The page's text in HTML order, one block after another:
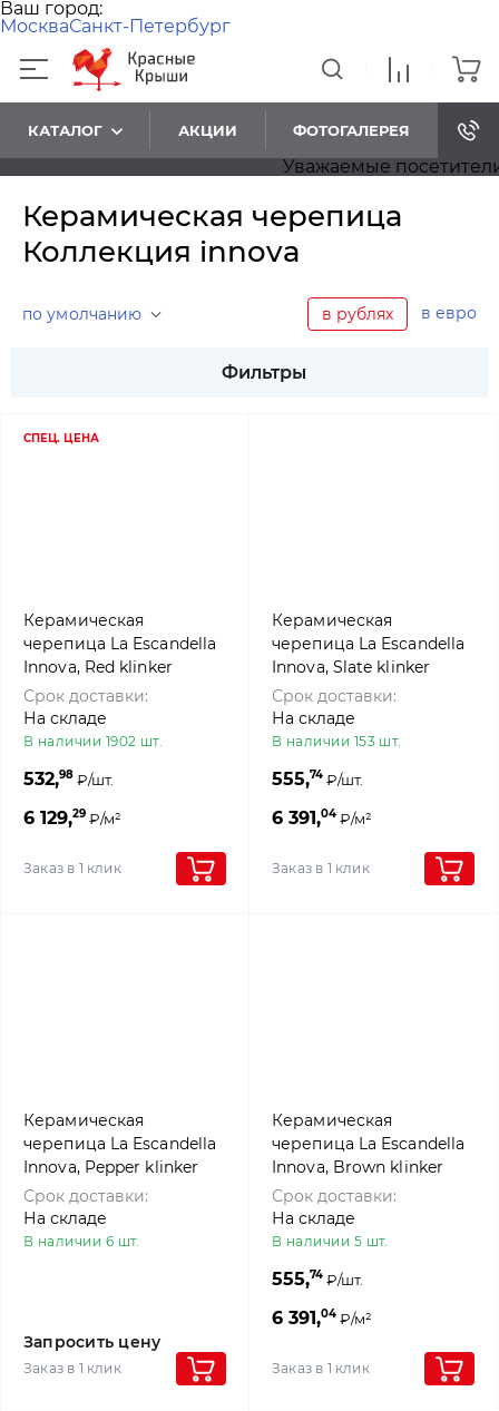
Ваш город:
МоскваСанкт-Петербург
КАТАЛОГ АКЦИИ ФОТОГАЛЕРЕЯ
Уважаемые посетители!
Керамическая черепица
Коллекция innova
по умолчанию в рублях в евро
Фильтры
СПЕЦ. ЦЕНА
Керамическая
черепица La Escandella
Innova, Red klinker
Срок доставки:
На складе
В наличии 1902 шт.
532,98 ₽/шт.
6 129,29 ₽/м²
Заказ в 1 клик
Керамическая
черепица La Escandella
Innova, Slate klinker
Срок доставки:
На складе
В наличии 153 шт.
555,74 ₽/шт.
6 391,04 ₽/м²
Заказ в 1 клик
Керамическая
черепица La Escandella
Innova, Pepper klinker
Срок доставки:
На складе
В наличии 6 шт.
Запросить цену
Заказ в 1 клик
Керамическая
черепица La Escandella
Innova, Brown klinker
Срок доставки:
На складе
В наличии 5 шт.
555,74 ₽/шт.
6 391,04 ₽/м²
Заказ в 1 клик